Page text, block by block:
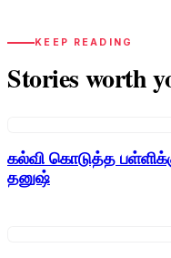
KEEP READING
Stories worth
கல்வி கொடுத்த
தனுஷ்